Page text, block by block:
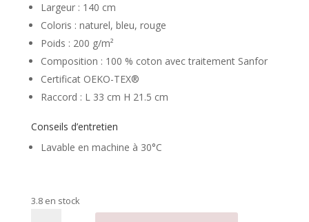
Largeur : 140 cm
Coloris : naturel, bleu, rouge
Poids : 200 g/m²
Composition : 100 % coton avec traitement Sanfor
Certificat OEKO-TEX®
Raccord : L 33 cm H 21.5 cm
Conseils d’entretien
Lavable en machine à 30°C
3.8 en stock